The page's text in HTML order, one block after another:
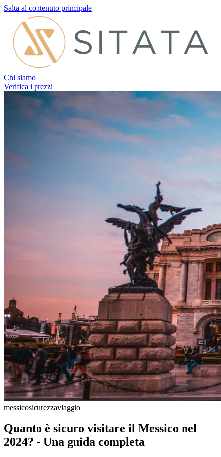
Salta al contenuto principale
Chi siamo
Verifica i prezzi
messicosicurezzaviaggio
Quanto è sicuro visitare il Messico nel
2024? - Una guida completa